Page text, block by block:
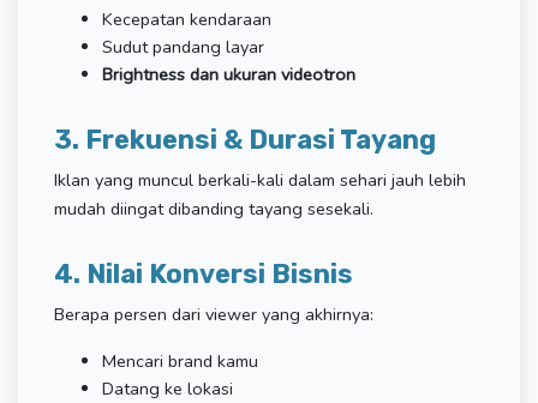
Kecepatan kendaraan
Sudut pandang layar
Brightness dan ukuran videotron
3. Frekuensi & Durasi Tayang
Iklan yang muncul berkali-kali dalam sehari jauh lebih
mudah diingat dibanding tayang sesekali.
4. Nilai Konversi Bisnis
Berapa persen dari viewer yang akhirnya:
Mencari brand kamu
Datang ke lokasi